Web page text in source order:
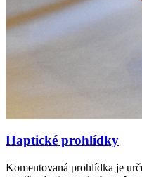
Haptické prohlídky
Komentovaná prohlídka je